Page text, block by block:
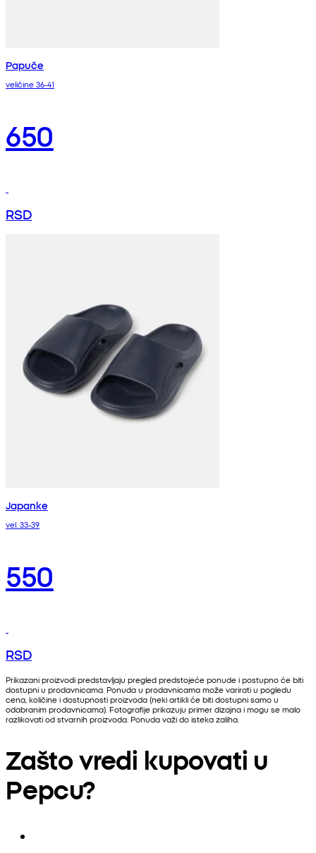
Papuče
veličine 36-41
650
RSD
Japanke
vel. 33-39
550
RSD
Prikazani proizvodi predstavljaju pregled predstojeće ponude i postupno će biti
dostupni u prodavnicama. Ponuda u prodavnicama može varirati u pogledu
cena, količine i dostupnosti proizvoda (neki artikli će biti dostupni samo u
odabranim prodavnicama). Fotografije prikazuju primer dizajna i mogu se malo
razlikovati od stvarnih proizvoda. Ponuda važi do isteka zaliha.
Zašto vredi kupovati u
Pepcu?